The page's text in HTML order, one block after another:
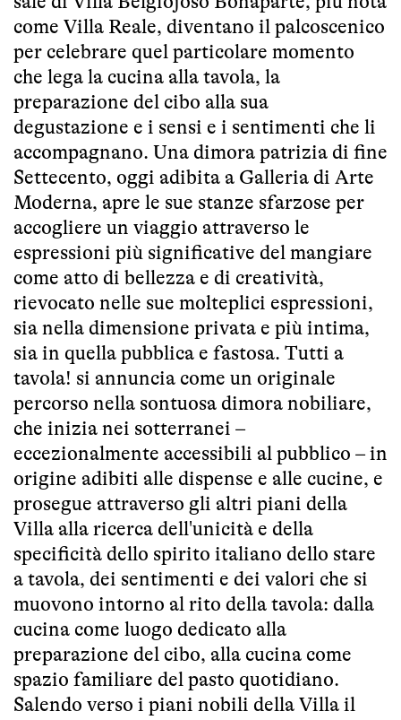
come Villa Reale, diventano il palcoscenico
per celebrare quel particolare momento
che lega la cucina alla tavola, la
preparazione del cibo alla sua
degustazione e i sensi e i sentimenti che li
accompagnano. Una dimora patrizia di fine
Settecento, oggi adibita a Galleria di Arte
Moderna, apre le sue stanze sfarzose per
accogliere un viaggio attraverso le
espressioni più significative del mangiare
come atto di bellezza e di creatività,
rievocato nelle sue molteplici espressioni,
sia nella dimensione privata e più intima,
sia in quella pubblica e fastosa. Tutti a
tavola! si annuncia come un originale
percorso nella sontuosa dimora nobiliare,
che inizia nei sotterranei –
eccezionalmente accessibili al pubblico – in
origine adibiti alle dispense e alle cucine, e
prosegue attraverso gli altri piani della
Villa alla ricerca dell'unicità e della
specificità dello spirito italiano dello stare
a tavola, dei sentimenti e dei valori che si
muovono intorno al rito della tavola: dalla
cucina come luogo dedicato alla
preparazione del cibo, alla cucina come
spazio familiare del pasto quotidiano.
Salendo verso i piani nobili della Villa il